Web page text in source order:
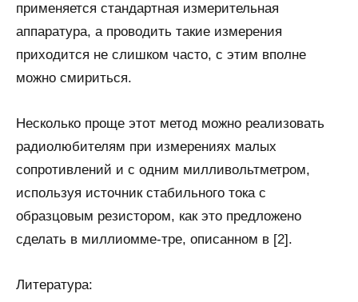
применяется стандартная измерительная
аппаратура, а проводить такие измерения
приходится не слишком часто, с этим вполне
можно смириться.
Несколько проще этот метод можно реализовать
радиолюбителям при измерениях малых
сопротивлений и с одним милливольтметром,
используя источник стабильного тока с
образцовым резистором, как это предложено
сделать в миллиомме-тре, описанном в [2].
Литература: